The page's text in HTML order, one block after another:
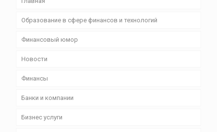
Образование в сфере финансов и технологий
Финансовый юмор
Новости
Финансы
Банки и компании
Бизнес уcлуги